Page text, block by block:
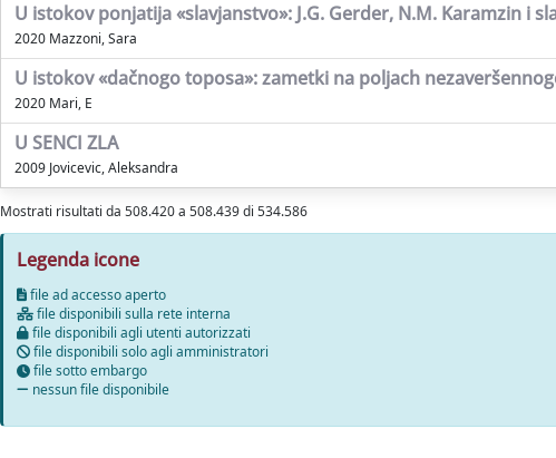
U istokov ponjatija «slavjanstvo»: J.G. Gerder, N.M. Karamzin i
2020 Mazzoni, Sara
U istokov «dačnogo toposa»: zametki na poljach
2020 Mari, E
U SENCI ZLA
2009 Jovicevic, Aleksandra
Mostrati risultati da 508.420 a 508.439 di 534.586
Legenda icone
file ad accesso aperto
file disponibili sulla rete interna
file disponibili agli utenti autorizzati
file disponibili solo agli amministratori
file sotto embargo
nessun file disponibile